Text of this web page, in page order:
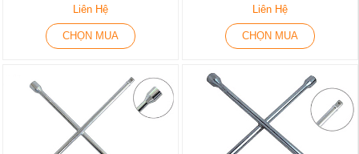
Liên Hệ
CHỌN MUA
Liên Hệ
CHỌN MUA